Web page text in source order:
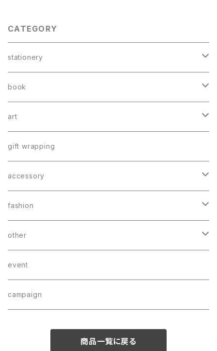
CATEGORY
stationery
card
greeting card
postcard
book mark
letter
memo
sticker
book
booklet
catalog
book mark
art
poster
gift wrapping
accessory
earring
charm
bracelet
hair accessory
fashion
bag
wear
other
CD
event
campaign
商品一覧に戻る